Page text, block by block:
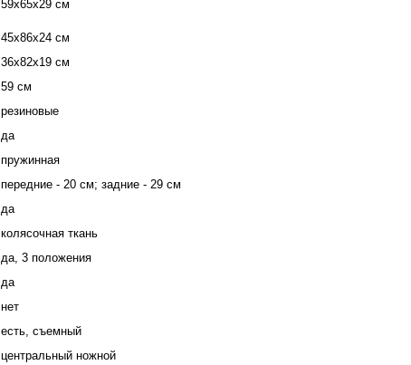
59х65х29 см
45х86х24 см
36х82х19 см
59 см
резиновые
да
пружинная
передние - 20 см; задние - 29 см
да
колясочная ткань
да, 3 положения
да
нет
есть, съемный
центральный ножной